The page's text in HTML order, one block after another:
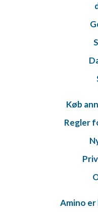
Køb
Regler
Amino